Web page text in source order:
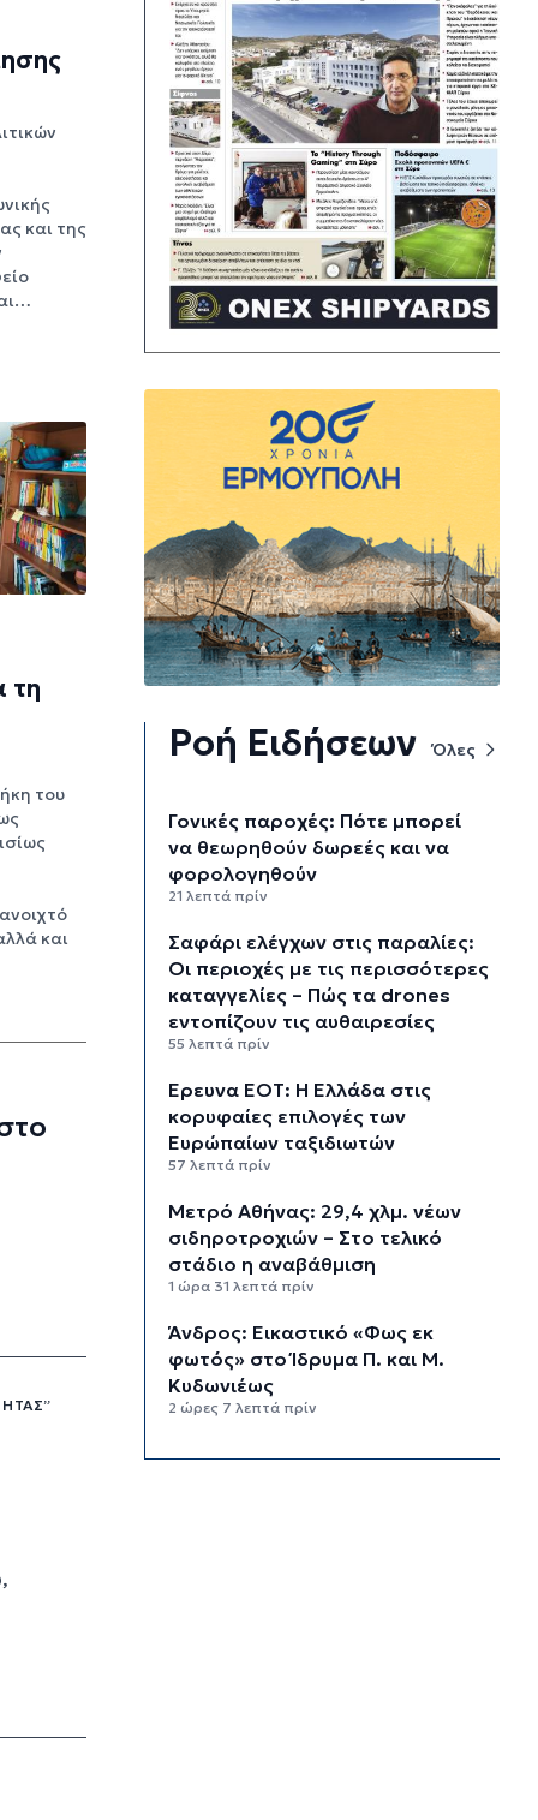
και της
τη
του
και
Ροή Ειδήσεων Όλες
Γονικές παροχές: Πότε μπορεί
να θεωρηθούν δωρεές και να
φορολογηθούν
21 λεπτά πρίν
Σαφάρι ελέγχων στις παραλίες:
Οι περιοχές με τις περισσότερες
καταγγελίες – Πώς τα drones
εντοπίζουν τις αυθαιρεσίες
55 λεπτά πρίν
Έρευνα ΕΟΤ: Η Ελλάδα στις
κορυφαίες επιλογές των
Ευρώπαίων ταξιδιωτών
57 λεπτά πρίν
Μετρό Αθήνας: 29,4 χλμ. νέων
σιδηροτροχιών – Στο τελικό
στάδιο η αναβάθμιση
1 ώρα 31 λεπτά πρίν
Άνδρος: Εικαστικό «Φως εκ
φωτός» στο Ίδρυμα Π. και Μ.
Κυδωνιέως
2 ώρες 7 λεπτά πρίν
Το κλίμα του 20ού αιώνα έχει